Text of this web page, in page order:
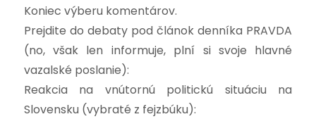
Koniec výberu komentárov.
Prejdite do debaty pod článok denníka PRAVDA
(no, však len informuje, plní si svoje hlavné
vazalské poslanie):
Reakcia na vnútornú politickú situáciu na
Slovensku (vybraté z fejzbúku):